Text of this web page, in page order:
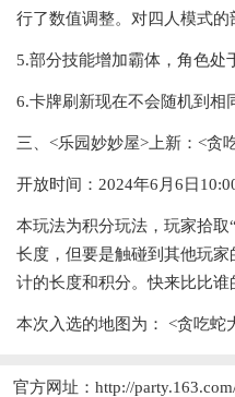
行了数值调整。对四人模式
5.部分技能增加霸体，角色处
6.卡牌刷新现在不会随机到相
三、<乐园妙妙屋>上新：<贪
开放时间：2024年6月6日
本玩法为积分玩法，玩家拾
长度，但要是触碰到其他玩
计的长度和积分。快来比比
本次入选的地图为： <贪吃蛇
官方网址： http://